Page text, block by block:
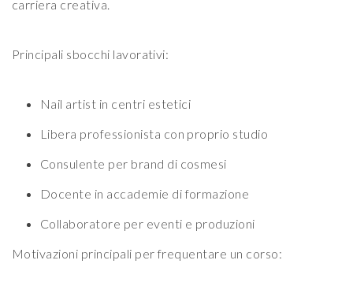
carriera creativa.
Principali sbocchi lavorativi:
Nail artist in centri estetici
Libera professionista con proprio studio
Consulente per brand di cosmesi
Docente in accademie di formazione
Collaboratore per eventi e produzioni
Motivazioni principali per frequentare un corso: